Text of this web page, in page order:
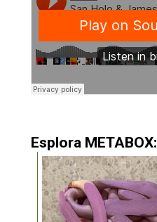
Esplora METABOX: